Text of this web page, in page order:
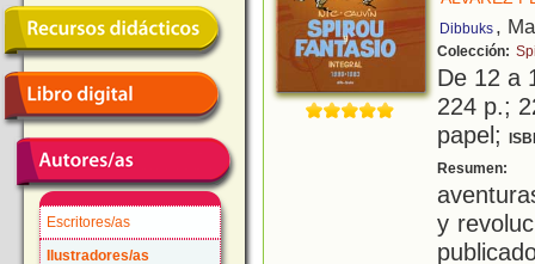
Escritores/as
Ilustradores/as
Dibbuks ,
Colección:
De 12 a
224 p.;
papel;
Resumen:
y